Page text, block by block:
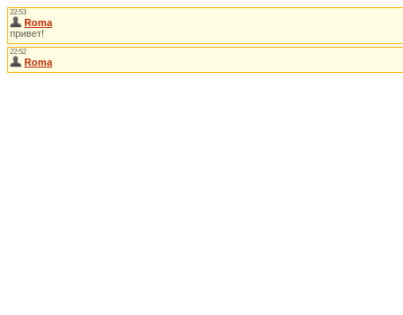
22:53
Roma
привет!
22:52
Roma